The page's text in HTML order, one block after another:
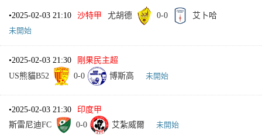
•2025-02-03 21:10 沙特甲 尤胡德 0-0
艾卜哈
未開始
•2025-02-03 21:30
剛果民主超
US熊貓B52
0-0 博斯高 未開始
•2025-02-03 21:30
印度甲
斯雷尼迪FC
0-0 艾紮威爾 未開始